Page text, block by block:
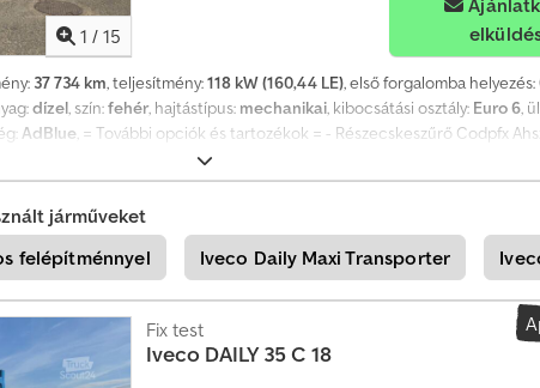
1 / 15
Ajánlatkérés
37 734 km, teljesítmény:118 kW (160,44 LE), első forgalomba helyezés:
dízel, szín:fehér, hajtástípus: mechanikai, kibocsátási osztály: Euro 6,
AdBlue, = További opciók és tartozékok = - Részecskeszűrő Codpfx
száma: 4 Motorteljesítmény: 2.998 cc Bruttó tömeg: 2.466 kg Hasznos
típusa: FPT in-line Tulajdonosok száma: 1
járműveket
felépítménnyel
Iveco Daily Maxi Transporter
Fix test
Iveco DAILY 35 C 18